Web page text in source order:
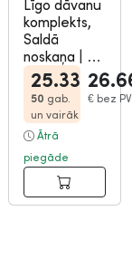
Līgo dāvanu
komplekts,
Saldā
noskaņa
8-
13-3208
25.33
50 gab.
un vairāk
€ bez
Ātrā
piegāde